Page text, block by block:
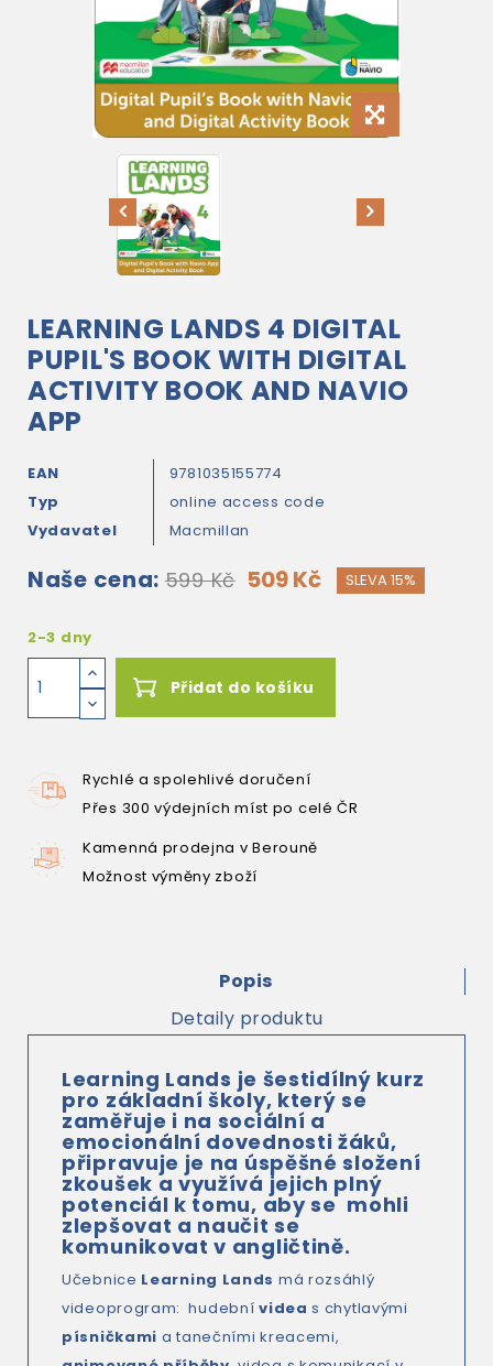
LEARNING LANDS 4 DIGITAL
PUPIL'S BOOK WITH DIGITAL
ACTIVITY BOOK AND NAVIO
APP
EAN
9781035155774
Typ
online access code
Vydavatel
Macmillan
Naše cena: 599 Kč 509 Kč SLEVA 15%
2-3 dny
Přidat do košíku
Rychlé a spolehlivé doručení
Přes 300 výdejních míst po celé ČR
Kamenná prodejna v Berouně
Možnost výměny zboží
Popis
Detaily produktu
Learning Lands je šestidílný kurz
pro základní školy, který se
zaměřuje i na sociální a
emocionální dovednosti žáků,
připravuje je na úspěšné složení
zkoušek a využívá jejich plný
potenciál k tomu, aby se mohli
zlepšovat a naučit se
komunikovat v angličtině.
Učebnice Learning Lands má rozsáhlý
videoprogram: hudební videa s chytlavými
písničkami a tanečními kreacemi,